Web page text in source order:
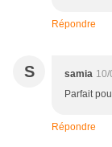
Répondre
S samia
Parfait
Répondre